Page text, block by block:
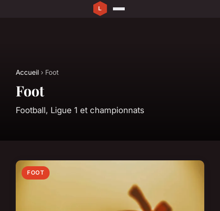
Accueil › Foot
Foot
Football, Ligue 1 et championnats
FOOT